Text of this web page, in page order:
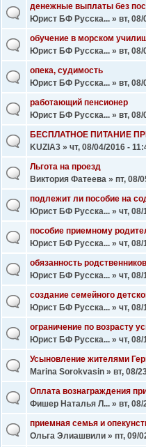
денежные выплаты без
Юрист БФ Русска... » вт,
обучение в морском
Юрист БФ Русска... » вт,
опека, судимость
Юрист БФ Русска... » вт,
работающий пенсионер
Юрист БФ Русска... » вт,
БЕСПЛАТНОЕ ПИТАНИЕ
KUZIA3 » чт, 08/04/2016 -
Льгота на проезд
Виктория Фатеева » пт, 08/
подлежит ли пособие на
Юрист БФ Русска... » чт,
пособие приемному
Юрист БФ Русска... » чт,
обязанность
Юрист БФ Русска... » чт,
создание семейного
Юрист БФ Русска... » чт,
ограничение по возрасту
Юрист БФ Русска... » чт,
Усыновление жителями
Marina Sorokvasin » вт, 08/
Оплата вознаграждения
Фишер Наталья Л... » вт,
приемная семья и
Ольга Элиашвили » пт, 09/